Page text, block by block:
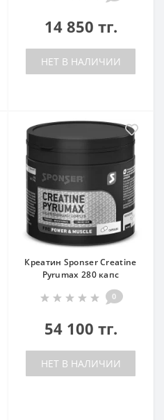
14 850 тг.
НЕТ В НАЛИЧИИ
Креатин Sponser Creatine
Pyrumax 280 капс
0
54 100 тг.
НЕТ В НАЛИЧИИ